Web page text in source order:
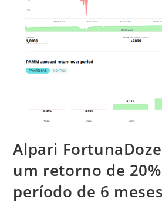
Alpari
um retorno de
período de 6 meses